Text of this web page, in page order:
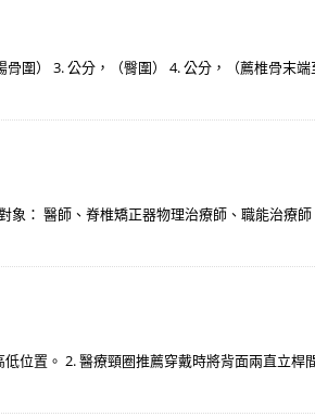
圍） 3. 公分，（臀圍） 4. 公分，（薦椎骨末
： 醫師、脊椎矯正器物理治療師、職能治療
位置。 2. 醫療頸圈推薦穿戴時將背面兩直立